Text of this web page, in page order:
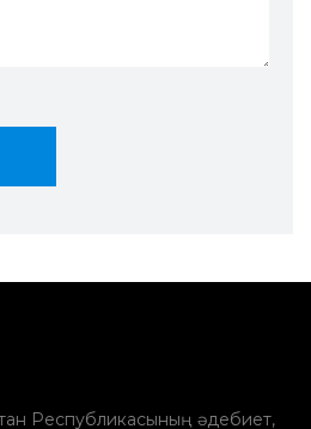
Республикасының әдебиет,